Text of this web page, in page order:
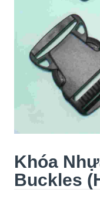
Khóa
Buckles